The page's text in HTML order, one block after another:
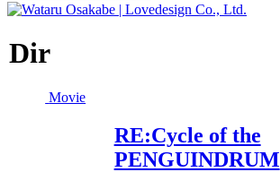
Dir
Movie
RE:Cycle of the
PENGUINDRUM